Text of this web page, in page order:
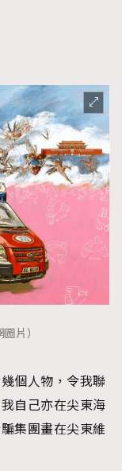
片）
個人物，令我聯
自己亦在尖東海
集團畫在尖東維